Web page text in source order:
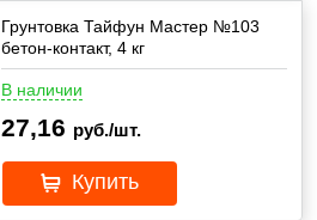
Грунтовка Тайфун Мастер №103
бетон-контакт, 4 кг
В наличии
27,16 руб./шт.
Купить